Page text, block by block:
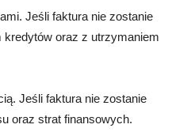
Jeśli faktura nie zostanie
kredytów oraz z utrzymaniem
Jeśli faktura nie zostanie
oraz strat finansowych.